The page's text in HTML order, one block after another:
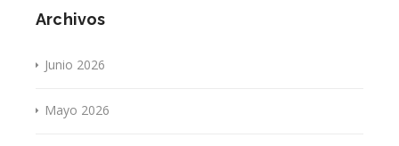
Archivos
Junio 2026
Mayo 2026